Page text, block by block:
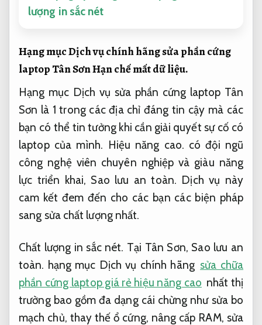
lượng in sắc nét
Hạng mục Dịch vụ chính hãng sửa phần cứng
laptop Tân SơnHạn chế mất dữ liệu.
Hạng mục Dịch vụ sửa phần cứng laptop Tân
Sơn là 1 trong các địa chỉ đáng tin cậy mà các
bạn có thể tin tưởng khi cần giải quyết sự cố có
laptop của mình. Hiệu năng cao. có đội ngũ
công nghệ viên chuyên nghiệp và giàu năng
lực triển khai, Sao lưu an toàn. Dịch vụ này
cam kết đem đến cho các bạn các biện pháp
sang sửa chất lượng nhất.
Chất lượng in sắc nét. Tại Tân Sơn, Sao lưu an
toàn. hạng mục Dịch vụ chính hãng sửa chữa
phần cứng laptop giá rẻ hiệu năng cao nhất thị
trường bao gồm đa dạng cái chừng như sửa bo
mạch chủ, thay thế ổ cứng, nâng cấp RAM, sửa